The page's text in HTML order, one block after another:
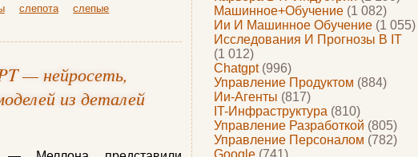
Машинное+обучение (1 082)
Ии И Машинное Обучение (1 055)
Исследования И Прогнозы В IT
(1 012)
Chatgpt(996)
Управление Продуктом (884)
Ии-Агенты (817)
IT-Инфраструктура (810)
Управление Разработкой (805)
Управление Персоналом (782)
Google (741)
слепота
слепые
— нейросеть,
из деталей